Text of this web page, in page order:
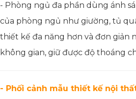
- Phòng ngủ đa phần dùng ánh
của phòng ngủ như giường, tủ
thiết kế đa năng hơn và đơn giản
không gian, giữ được độ thoáng
- Phối cảnh mẫu thiết kế nội